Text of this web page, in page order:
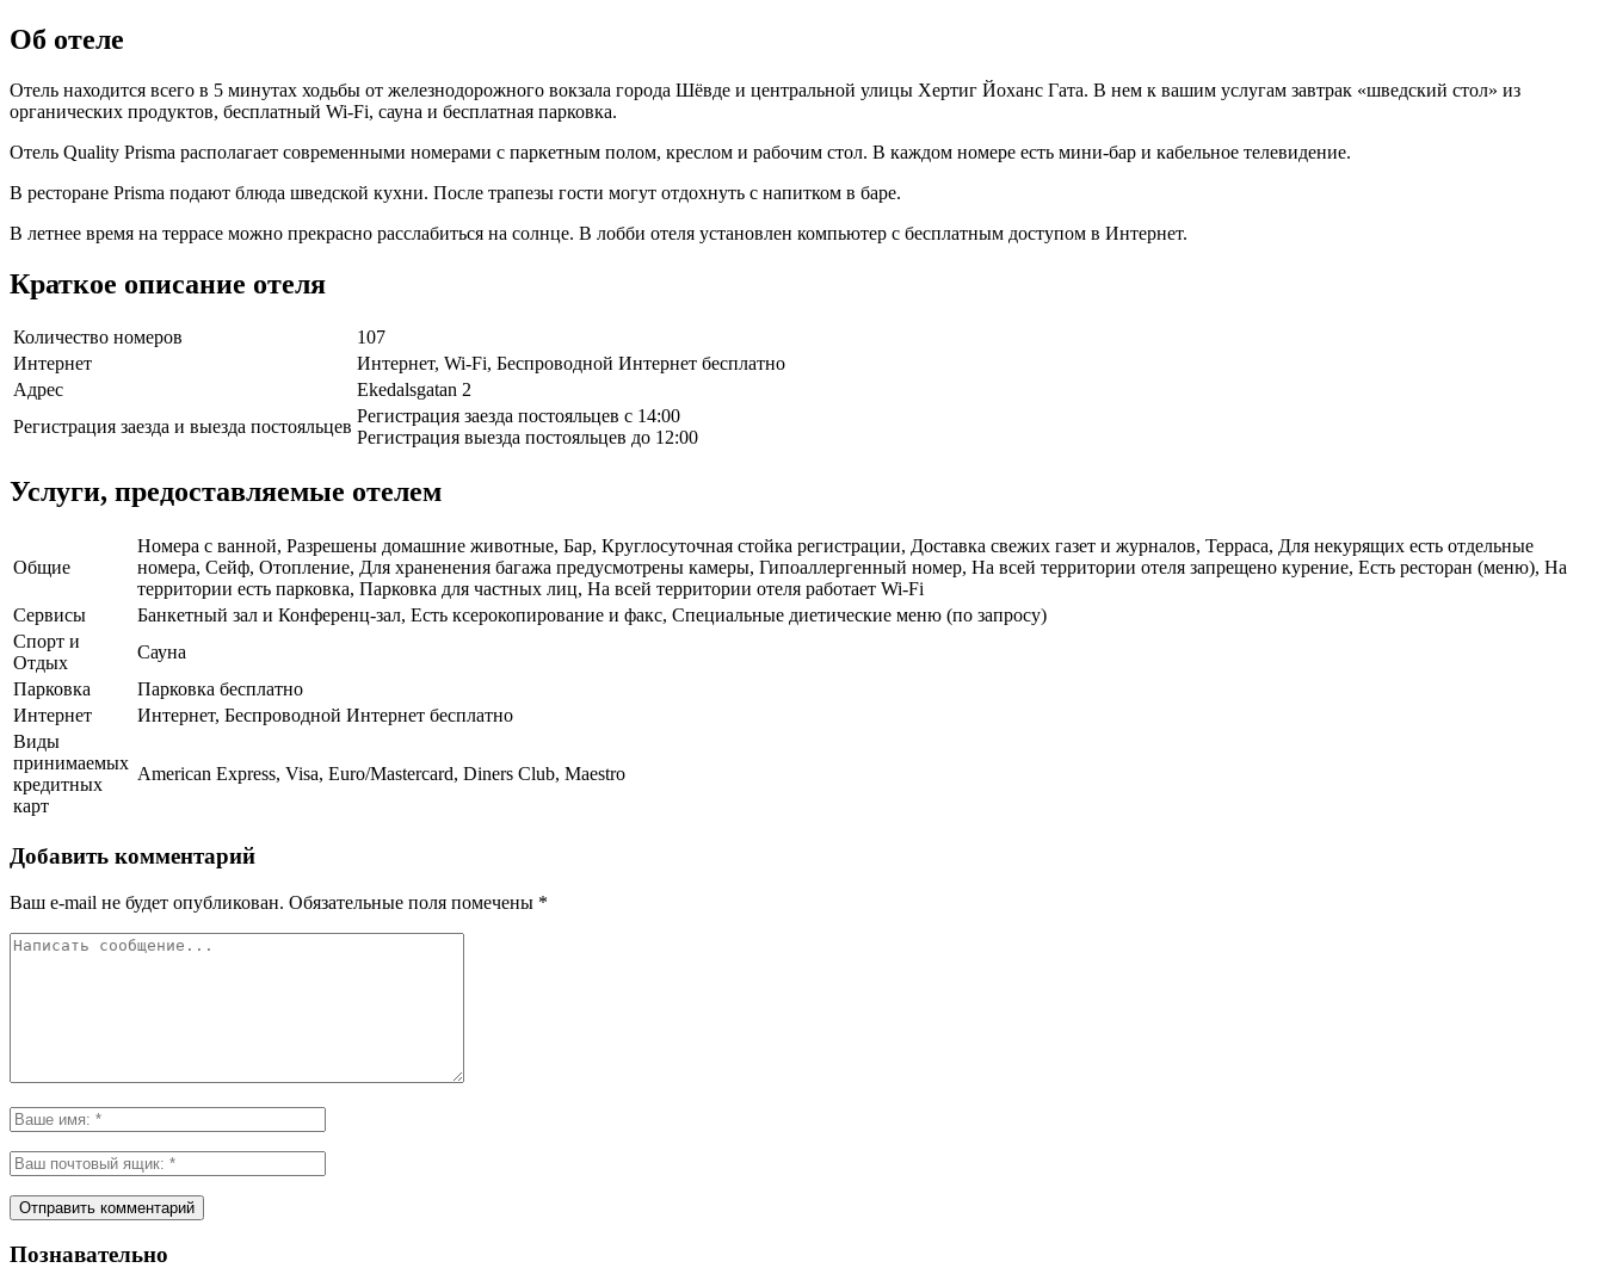
Об отеле
Отель находится всего в 5 минутах ходьбы от железнодорожного вокзала города Шёвде и центральной улицы Хертиг Йоханс Гата. В нем к вашим услугам завтрак «шведский стол» из
органических продуктов, бесплатный Wi-Fi, сауна и бесплатная парковка.
Отель Quality Prisma располагает современными номерами с паркетным полом, креслом и рабочим стол. В каждом номере есть мини-бар и кабельное телевидение.
В ресторане Prisma подают блюда шведской кухни. После трапезы гости могут отдохнуть с напитком в баре.
В летнее время на террасе можно прекрасно расслабиться на солнце. В лобби отеля установлен компьютер с бесплатным доступом в Интернет.
Краткое описание отеля
Количество номеров
107
Интернет
Интернет, Wi-Fi, Беспроводной Интернет бесплатно
Адрес
Ekedalsgatan 2
Регистрация заезда и выезда постояльцев
Регистрация заезда постояльцев с 14:00
Регистрация выезда постояльцев до 12:00
Услуги, предоставляемые отелем
Общие
Номера с ванной, Разрешены домашние животные, Бар, Круглосуточная стойка регистрации, Доставка свежих газет и журналов, Терраса, Для некурящих есть отдельные
номера, Сейф, Отопление, Для храненения багажа предусмотрены камеры, Гипоаллергенный номер, На всей территории отеля запрещено курение, Есть ресторан (меню), На
территории есть парковка, Парковка для частных лиц, На всей территории отеля работает Wi-Fi
Сервисы
Банкетный зал и Конференц-зал, Есть ксерокопирование и факс, Специальные диетические меню (по запросу)
Спорт и
Отдых
Сауна
Парковка
Парковка бесплатно
Интернет
Интернет, Беспроводной Интернет бесплатно
Виды
принимаемых
кредитных
карт
American Express, Visa, Euro/Mastercard, Diners Club, Maestro
Добавить комментарий
Ваш e-mail не будет опубликован. Обязательные поля помечены *
Познавательно